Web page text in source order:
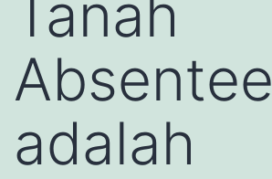
Tanah
Absentee
adalah